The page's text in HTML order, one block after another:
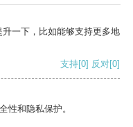
一下，比如能够支持更多地
支持[0] 反对[0]
性和隐私保护。